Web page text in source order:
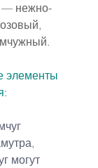
— нежно-
элементы
могут